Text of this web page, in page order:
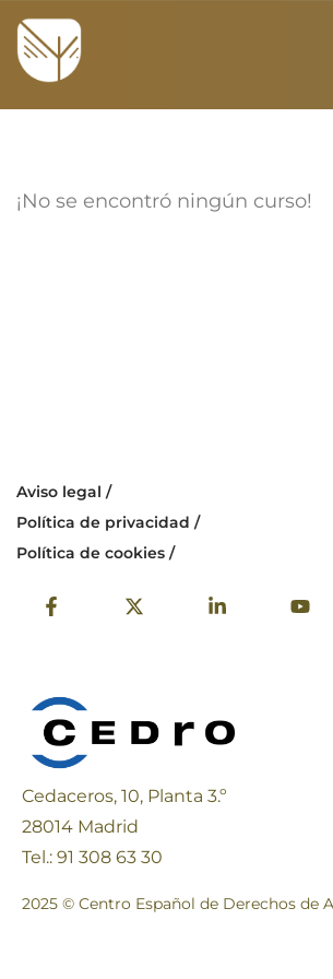
¡No se encontró ningún curso!
Aviso legal /
Política de privacidad /
Política de cookies /
Cedaceros, 10, Planta 3.º
28014 Madrid
Tel.: 91 308 63 30
2025 © Centro Español de Derechos de